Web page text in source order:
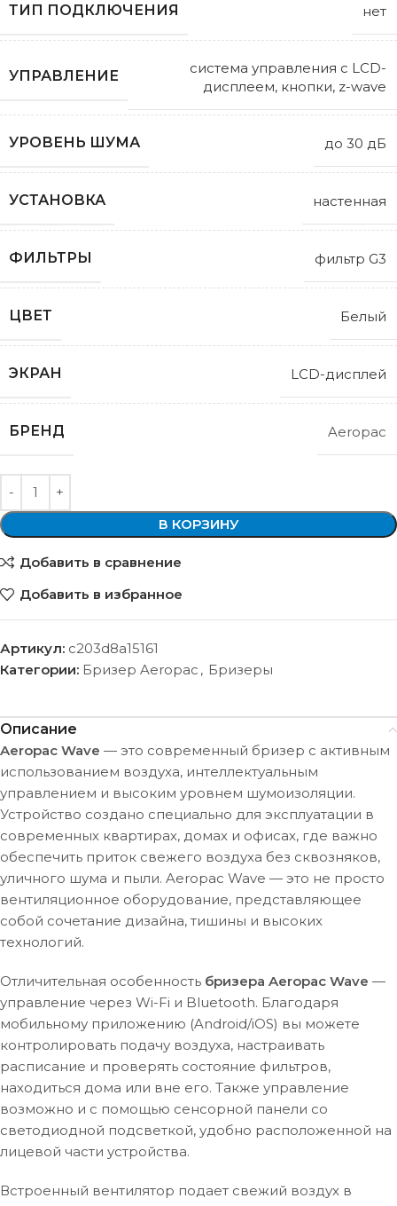
ТИП ПОДКЛЮЧЕНИЯ нет
УПРАВЛЕНИЕ
система управления с LCD-
дисплеем, кнопки, z-wave
УРОВЕНЬ ШУМА до 30 дБ
УСТАНОВКА настенная
ФИЛЬТРЫ фильтр G3
ЦВЕТ Белый
ЭКРАН LCD-дисплей
БРЕНД Aeropac
В КОРЗИНУ
Добавить в сравнение
Добавить в избранное
Артикул: c203d8a15161
Категории: Бризер Aeropac , Бризеры
Описание
Aeropac Wave — это современный бризер с активным
использованием воздуха, интеллектуальным
управлением и высоким уровнем шумоизоляции.
Устройство создано специально для эксплуатации в
современных квартирах, домах и офисах, где важно
обеспечить приток свежего воздуха без сквозняков,
уличного шума и пыли. Aeropac Wave — это не просто
вентиляционное оборудование, представляющее
собой сочетание дизайна, тишины и высоких
технологий.
Отличительная особенность бризера Aeropac Wave —
управление через Wi-Fi и Bluetooth. Благодаря
мобильному приложению (Android/iOS) вы можете
контролировать подачу воздуха, настраивать
расписание и проверять состояние фильтров,
находиться дома или вне его. Также управление
возможно и с помощью сенсорной панели со
светодиодной подсветкой, удобно расположенной на
лицевой части устройства.
Встроенный вентилятор подает свежий воздух в